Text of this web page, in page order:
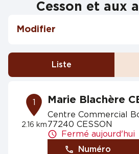
Cesson et aux
Modifier
Liste
1
2.16 km
Marie Blachère
Centre Commercial
77240 CESSON
Fermé aujourd'hui
Numéro